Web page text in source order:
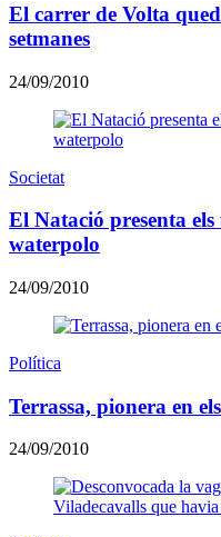
El carrer de Volta
setmanes
24/09/2010
Societat
El Natació presenta
waterpolo
24/09/2010
Política
Terrassa, pionera en
24/09/2010